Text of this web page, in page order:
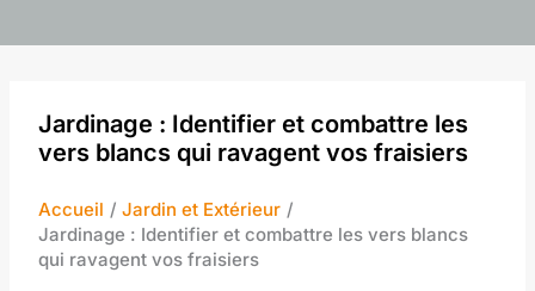
Jardinage : Identifier et combattre les
vers blancs qui ravagent vos fraisiers
Accueil
Jardin et Extérieur
Jardinage : Identifier et combattre les vers blancs
qui ravagent vos fraisiers